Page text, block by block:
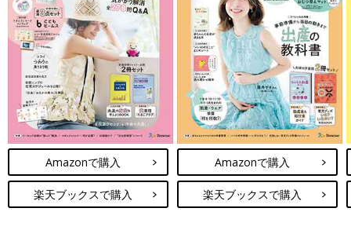
Amazonで購入
楽天ブックスで購入
Amazonで購入
楽天ブックスで購入